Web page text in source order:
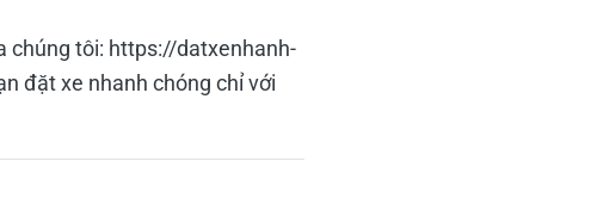
chúng tôi: https://datxenhanh-
đặt xe nhanh chóng chỉ với